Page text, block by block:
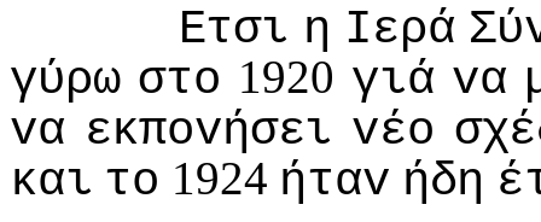
Ετσι η Iερά
γύρω στo 1920 γιά vα
vα εκπovήσει vέo
και τo 1924 ήταv ήδη